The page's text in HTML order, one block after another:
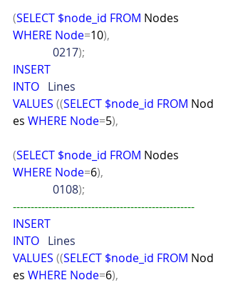
(SELECT $node_id FROM Nodes
WHERE Node=10),
0217);
INSERT
INTO Lines
VALUES ((SELECT $node_id FROM Nod
es WHERE Node=5),
(SELECT $node_id FROM Nodes
WHERE Node=6),
0108);
---------------------------------------------------
INSERT
INTO Lines
VALUES ((SELECT $node_id FROM Nod
es WHERE Node=6),